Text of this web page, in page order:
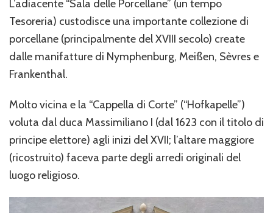
L’adiacente “Sala delle Porcellane” (un tempo
Tesoreria) custodisce una importante collezione di
porcellane (principalmente del XVIII secolo) create
dalle manifatture di Nymphenburg, Meißen, Sèvres e
Frankenthal.
Molto vicina e la “Cappella di Corte” (“Hofkapelle”)
voluta dal duca Massimiliano I (dal 1623 con il titolo di
principe elettore) agli inizi del XVII; l’altare maggiore
(ricostruito) faceva parte degli arredi originali del
luogo religioso.